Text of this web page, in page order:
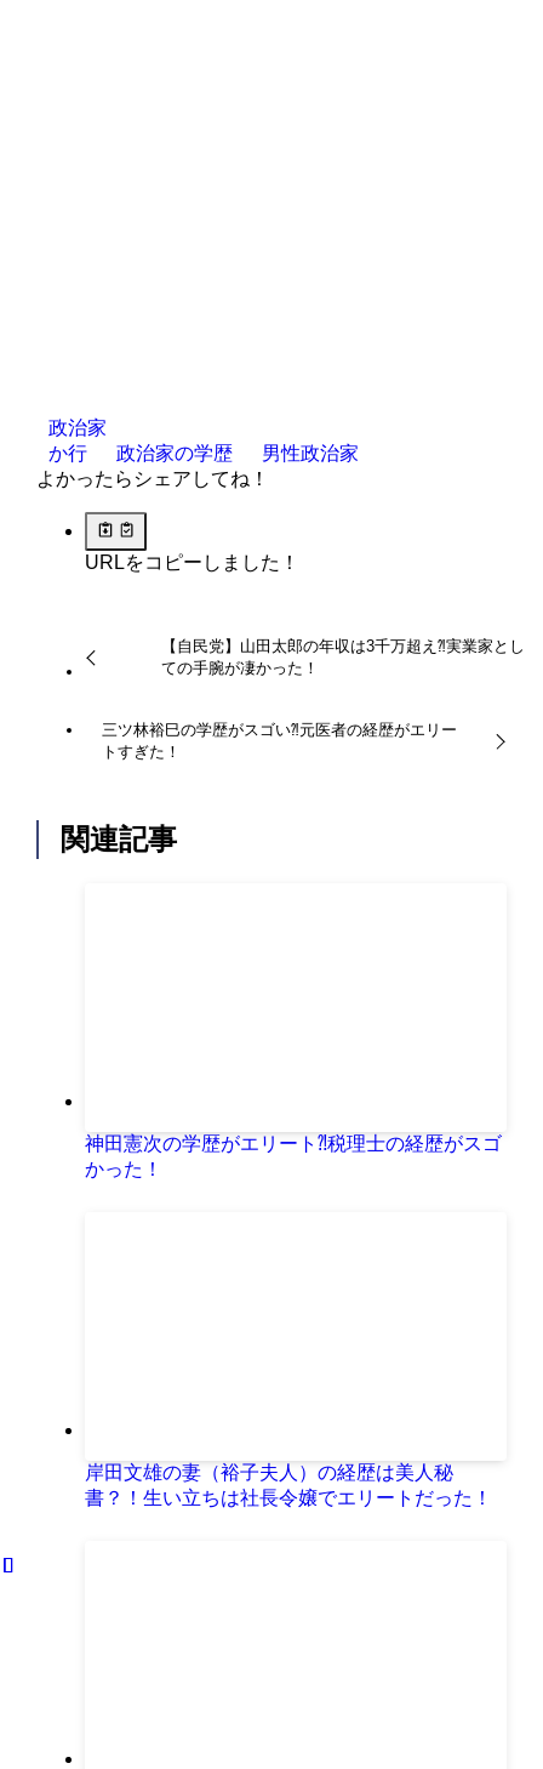
政治家
か行
政治家の学歴
男性政治家
よかったらシェアしてね！
URLをコピーしました！
【自民党】山田太郎の年収は3千万超え⁈実業家とし
ての手腕が凄かった！
三ツ林裕巳の学歴がスゴい⁈元医者の経歴がエリー
トすぎた！
関連記事
神田憲次の学歴がエリート⁈税理士の経歴がスゴ
かった！
岸田文雄の妻（裕子夫人）の経歴は美人秘
書？！生い立ちは社長令嬢でエリートだった！